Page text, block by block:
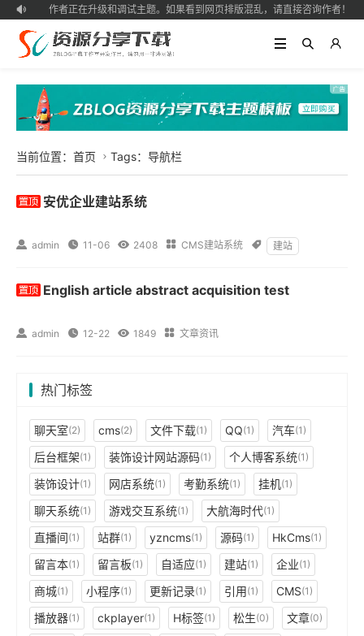
 作者正在升级和调试主题。如果看到网页排版混乱，请直接咨询作者！
当前位置： 首页  Tags：导航栏
安优企业建站系统
 admin  11-06  2408  CMS建站系统  建站
English article abstract acquisition test
 admin  12-22  1849  文章资讯
热门标签
聊天室(2) cms(2) 文件下载(1) QQ(1) 汽车(1)
后台框架(1) 装饰设计网站源码(1) 个人博客系统(1)
装饰设计(1) 网店系统(1) 考勤系统(1) 挂机(1)
聊天系统(1) 游戏交互系统(1) 大航海时代(1)
直播间(1) 站群(1) yzncms(1) 源码(1) HkCms(1)
留言本(1) 留言板(1) 自适应(1) 建站(1) 企业(1)
商城(1) 小程序(1) 更新记录(1) 引用(1) CMS(1)
播放器(1) ckplayer(1) H标签(1) 松生(0) 文章(0)